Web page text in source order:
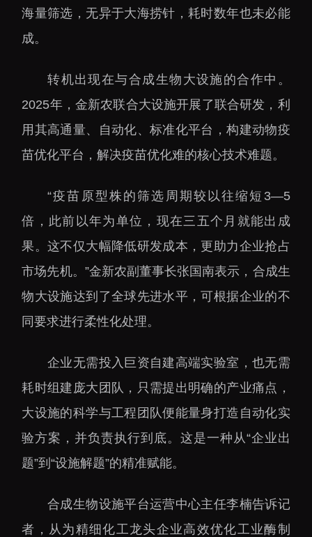
党建工作
群团工作
树立和践行正确政绩观
传承和弘扬科学家精神
我为群众办实事
国家高性能医疗器械创
新中心
国家生物制造产业创新
深港脑科学创新研究院
深圳合成生物学创新研
创新研究院
深圳脑解析与脑模拟重
科技基础设施
中欧创新医药与健康研
海量筛选，无异于大海捞针，耗时数年也未必能
成。
转机出现在与合成生物大设施的合作中。
2025年，金新农联合大设施开展了联合研发，利
用其高通量、自动化、标准化平台，构建动物疫
苗优化平台，解决疫苗优化难的核心技术难题。
“疫苗原型株的筛选周期较以往缩短3—5
倍，此前以年为单位，现在三五个月就能出成
果。这不仅大幅降低研发成本，更助力企业抢占
市场先机。”金新农副董事长张国南表示，合成生
物大设施达到了全球先进水平，可根据企业的不
同要求进行柔性化处理。
企业无需投入巨资自建高端实验室，也无需
耗时组建庞大团队，只需提出明确的产业痛点，
大设施的科学与工程团队便能量身打造自动化实
验方案，并负责执行到底。这是一种从“企业出
题”到“设施解题”的精准赋能。
合成生物设施平台运营中心主任李楠告诉记
者，从为精细化工龙头企业高效优化工业酶制